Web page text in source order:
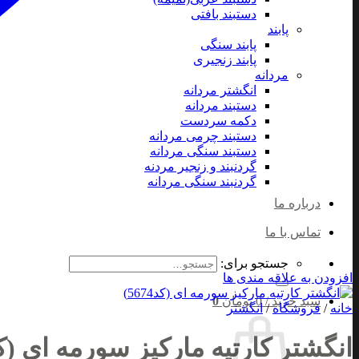
دستبند بافتی
پابند
پابند سنگی
پابند زنجیری
مردانه
انگشتر مردانه
دستبند مردانه
دکمه سردست
دستبند چرمی مردانه
دستبند سنگی مردانه
گردنبند و زنجیر مردنه
گردنبند سنگی مردانه
درباره ما
تماس با ما
جستجو برای:
سبد خرید /0 تومان 0
افزودن به علاقه مندی ها
خانه / فروشگاه / انگشتر
انگشتر کارتیه مارکیز سورمه ای